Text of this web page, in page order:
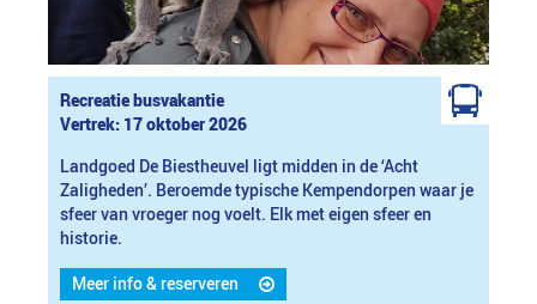
Recreatie busvakantie
Vertrek: 17 oktober 2026
Landgoed De Biestheuvel ligt midden in de ‘Acht
Zaligheden’. Beroemde typische Kempendorpen waar je
sfeer van vroeger nog voelt. Elk met eigen sfeer en
historie.
Meer info & reserveren